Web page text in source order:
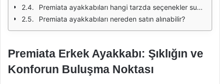
Premiata ayakkabıları hangi tarzda seçenekler sunmaktadır?
Premiata ayakkabıları nereden satın alınabilir?
Premiata Erkek Ayakkabı: Şıklığın ve
Konforun Buluşma Noktası